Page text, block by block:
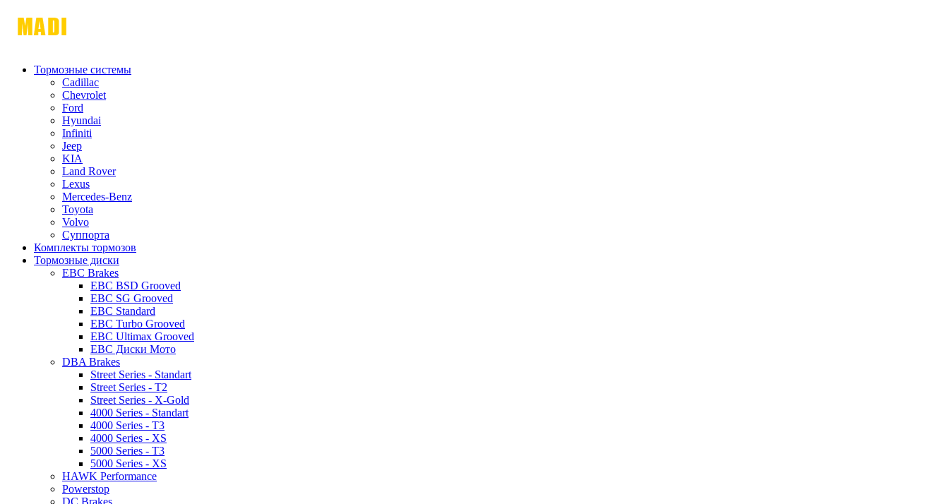
Тормозные системы
Cadillac
Chevrolet
Ford
Hyundai
Infiniti
Jeep
KIA
Land Rover
Lexus
Mercedes-Benz
Toyota
Volvo
Суппорта
Комплекты тормозов
Тормозные диски
EBC Brakes
EBC BSD Grooved
EBC SG Grooved
EBC Standard
EBC Turbo Grooved
EBC Ultimax Grooved
EBC Диски Мото
DBA Brakes
Street Series - Standart
Street Series - T2
Street Series - X-Gold
4000 Series - Standart
4000 Series - T3
4000 Series - XS
5000 Series - T3
5000 Series - XS
HAWK Performance
Powerstop
DC Brakes